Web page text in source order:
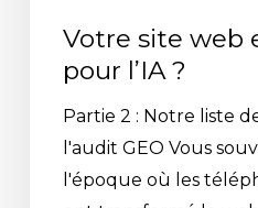
Votre site web
pour l’IA ?
Partie 2 : Notre liste
l'audit GEO Vous
l'époque où les